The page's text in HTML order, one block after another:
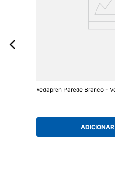
Vedapren Parede Branco -